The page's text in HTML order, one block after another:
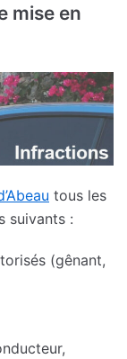
mise en
tous les
suivants :
(gênant,